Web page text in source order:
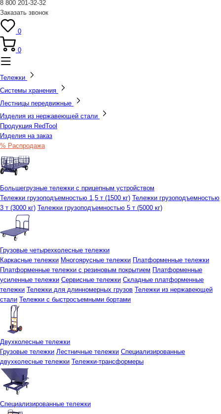
8 800 201-32-32
Заказать звонок
0
0
Тележки
Системы хранения
Лестницы передвижные
Изделия из нержавеющей стали
Продукция RedTool
Изделия на заказ
% Распродажа
Большегрузные тележки с прицепным устройством
Тележки грузоподъемностью 1,5 т (1500 кг) Тележки грузоподъемностью
3 т (3000 кг) Тележки грузоподъемностью 5 т (5000 кг)
Грузовые четырехколесные тележки
Каркасные тележки Многоярусные тележки Платформенные тележки
Платформенные тележки с резиновым покрытием Платформенные
усиленные тележки Сервисные тележки Складные платформенные
тележки Тележки для длинномерных грузов Тележки из нержавеющей
стали Тележки с быстросъемными бортами
Двухколесные тележки
Грузовые тележки Лестничные тележки Специализированные
двухколесные тележки Тележки-трансформеры
Специализированные тележки